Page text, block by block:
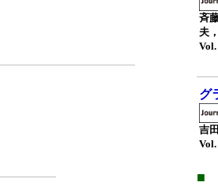
斉
夫
Vol.
グ
吉
Vol.
■